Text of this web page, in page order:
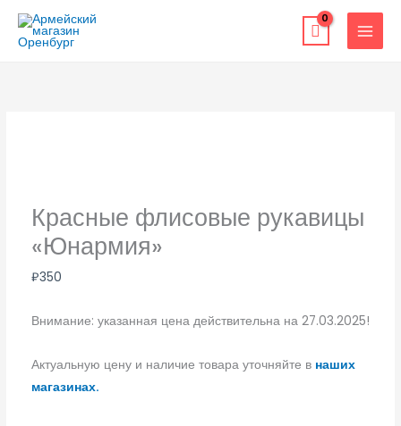
Перейти
содержимому
Красные флисовые рукавицы
«Юнармия»
₽350
Внимание: указанная цена действительна на 27.03.2025!
Актуальную цену и наличие товара уточняйте в наших
магазинах.